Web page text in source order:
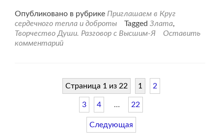
проК
Мечте.
Опубликовано в рубрике Приглашаем в Круг
сердечного тепла и доброты
Tagged Злата,
Творчество Души. Разговор с Высшим-Я
Оставить
комментарий
Страница 1 из 22 1 2
3 4 … 22
Следующая